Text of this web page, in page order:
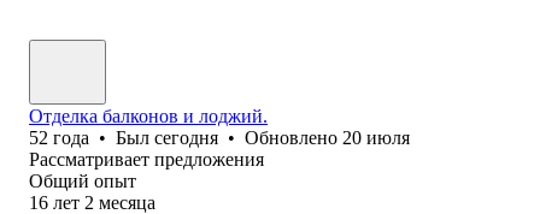
Отделка балконов и лоджий.
52 года • Был сегодня • Обновлено 20 июля
Рассматривает предложения
Общий опыт
16 лет 2 месяца